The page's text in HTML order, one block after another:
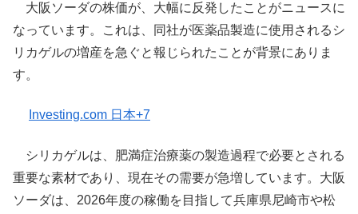
​大阪ソーダの株価が、大幅に反発したことがニュースに
なっています。​これは、同社が医薬品製造に使用されるシ
リカゲルの増産を急ぐと報じられたことが背景にありま
す。
Investing.com 日本+7
シリカゲルは、肥満症治療薬の製造過程で必要とされる
重要な素材であり、現在その需要が急増しています。​大阪
ソーダは、2026年度の稼働を目指して兵庫県尼崎市や松